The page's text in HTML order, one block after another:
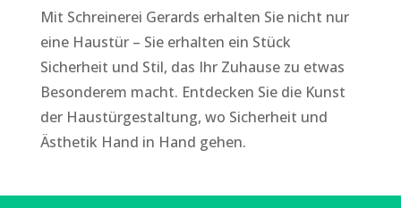
Mit Schreinerei Gerards erhalten Sie nicht nur
eine Haustür – Sie erhalten ein Stück
Sicherheit und Stil, das Ihr Zuhause zu etwas
Besonderem macht. Entdecken Sie die Kunst
der Haustürgestaltung, wo Sicherheit und
Ästhetik Hand in Hand gehen.